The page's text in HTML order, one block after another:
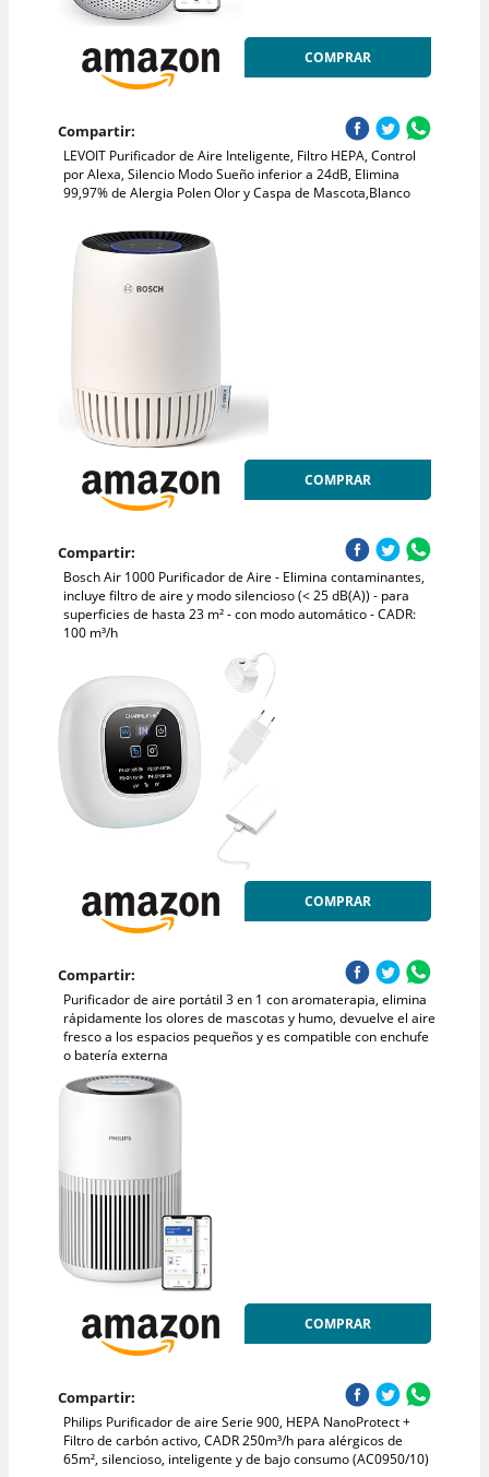
COMPRAR
Compartir:
LEVOIT Purificador de Aire Inteligente, Filtro HEPA, Control
por Alexa, Silencio Modo Sueño inferior a 24dB, Elimina
99,97% de Alergia Polen Olor y Caspa de Mascota,Blanco
COMPRAR
Compartir:
Bosch Air 1000 Purificador de Aire - Elimina contaminantes,
incluye filtro de aire y modo silencioso (< 25 dB(A)) - para
superficies de hasta 23 m² - con modo automático - CADR:
100 m³/h
COMPRAR
Compartir:
Purificador de aire portátil 3 en 1 con aromaterapia, elimina
rápidamente los olores de mascotas y humo, devuelve el aire
fresco a los espacios pequeños y es compatible con enchufe
o batería externa
COMPRAR
Compartir:
Philips Purificador de aire Serie 900, HEPA NanoProtect +
Filtro de carbón activo, CADR 250m³/h para alérgicos de
65m², silencioso, inteligente y de bajo consumo (AC0950/10)